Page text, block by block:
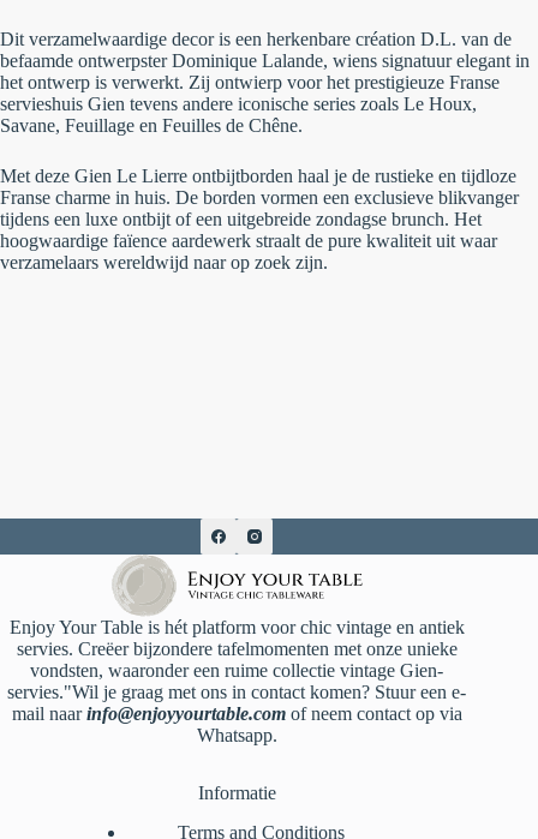
Dit verzamelwaardige decor is een herkenbare création D.L. van de
befaamde ontwerpster Dominique Lalande, wiens signatuur elegant in
het ontwerp is verwerkt. Zij ontwierp voor het prestigieuze Franse
servieshuis Gien tevens andere iconische series zoals Le Houx,
Savane, Feuillage en Feuilles de Chêne.
Met deze Gien Le Lierre ontbijtborden haal je de rustieke en tijdloze
Franse charme in huis. De borden vormen een exclusieve blikvanger
tijdens een luxe ontbijt of een uitgebreide zondagse brunch. Het
hoogwaardige faïence aardewerk straalt de pure kwaliteit uit waar
verzamelaars wereldwijd naar op zoek zijn.
Enjoy Your Table is hét platform voor chic vintage en antiek
servies. Creëer bijzondere tafelmomenten met onze unieke
vondsten, waaronder een ruime collectie vintage Gien-
servies."Wil je graag met ons in contact komen? Stuur een e-
mail naarinfo@enjoyyourtable.comof neem contact op via
Whatsapp.
Informatie
Terms and Conditions